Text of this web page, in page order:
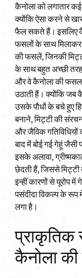
कैनोला को लगातार कई
क्योंकि ऐसा करने से
फैल सकते हैं। इसलिए
फसलों के साथ
की फसलें, जिनकी
के साथ बहुत अच्छी
और वे कैनोला की फसल
उठाती हैं। क्योंकि जब
उसके पौधों के बचे हुए
बनाने, मिट्टी की
और जैविक
बाद में बोई गई गेहूं
इसके अलावा,
छेदती हैं, जिससे मिट्टी
इन्हीं कारणों से यूरोप
पसंदीदा विकल्प के रूप
लगा है।
कैनोला